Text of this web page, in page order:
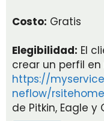
Costo: Gratis
Elegibilidad: El
crear un perfil
https://
neflow/
de Pitkin, Eagle y